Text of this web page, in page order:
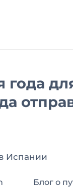
Блог о